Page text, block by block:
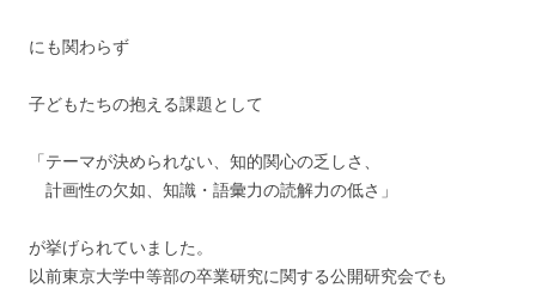
にも関わらず
子どもたちの抱える課題として
「テーマが決められない、知的関心の乏しさ、
計画性の欠如、知識・語彙力の読解力の低さ」
が挙げられていました。
以前東京大学中等部の卒業研究に関する公開研究会でも